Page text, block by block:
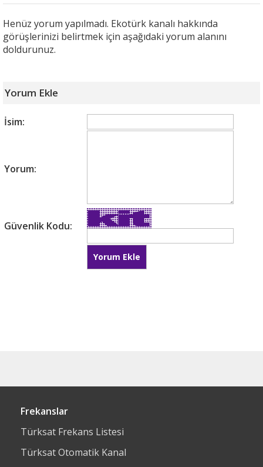
Henüz yorum yapılmadı. Ekotürk kanalı hakkında
görüşlerinizi belirtmek için aşağıdaki yorum alanını
doldurunuz.
Yorum Ekle
İsim:
Yorum:
Güvenlik Kodu:
Frekanslar
Türksat Frekans Listesi
Türksat Otomatik Kanal